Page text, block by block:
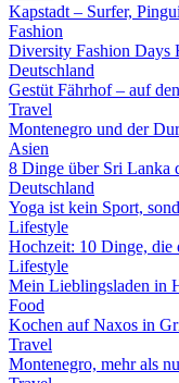
Kapstadt – Surfer,
Fashion
Diversity Fashion Days
Deutschland
Gestüt Fährhof – auf
Travel
Montenegro und der
Asien
8 Dinge über Sri Lanka
Deutschland
Yoga ist kein Sport,
Lifestyle
Hochzeit: 10 Dinge, die
Lifestyle
Mein Lieblingsladen in
Food
Kochen auf Naxos in
Travel
Montenegro, mehr als